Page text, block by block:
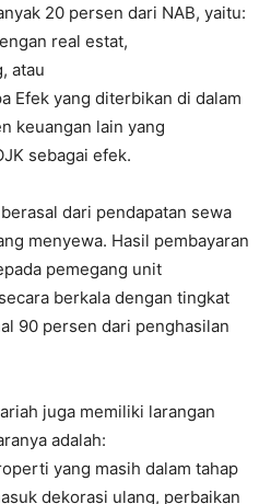
20 persen dari NAB, yaitu:
real estat,
atau
yang diterbikan di dalam
keuangan lain yang
sebagai efek.
dari pendapatan sewa
menyewa. Hasil pembayaran
pemegang unit
berkala dengan tingkat
90 persen dari penghasilan
juga memiliki larangan
adalah:
yang masih dalam tahap
dekorasi ulang, perbaikan